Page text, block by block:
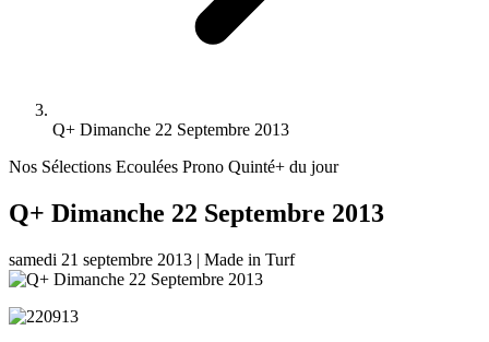
Q+ Dimanche 22 Septembre 2013
Nos Sélections Ecoulées Prono Quinté+ du jour
Q+ Dimanche 22 Septembre 2013
samedi 21 septembre 2013 | Made in Turf